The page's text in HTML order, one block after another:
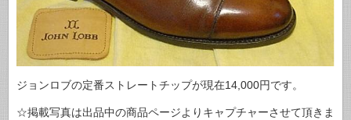
ジョンロブの定番ストレートチップが現在14,000円です。
☆掲載写真は出品中の商品ページよりキャプチャーさせて頂きま